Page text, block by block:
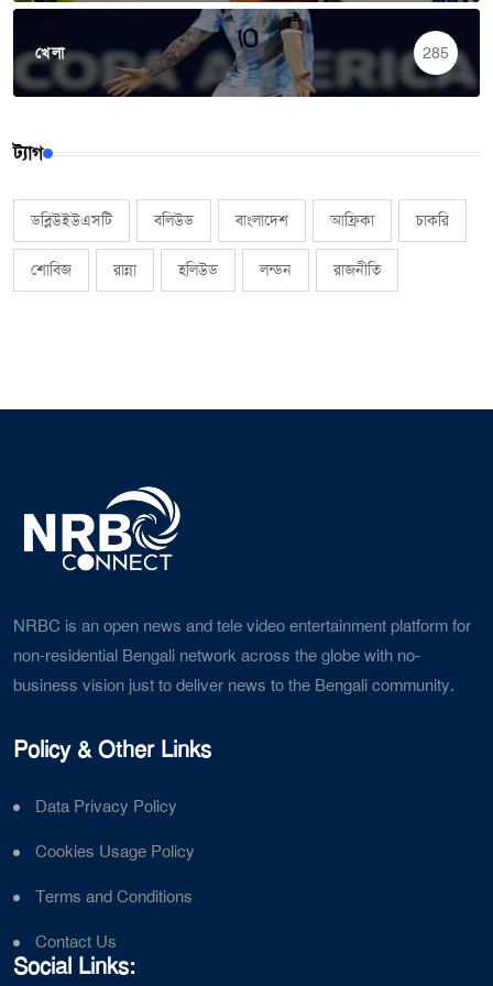
খেলা 285
ট্যাগ
ডব্লিউইউএসটি বলিউড বাংলাদেশ আফ্রিকা চাকরি
শোবিজ রান্না হলিউড লন্ডন রাজনীতি
NRBC is an open news and tele video entertainment platform for
non-residential Bengali network across the globe with no-
business vision just to deliver news to the Bengali community.
Policy & Other Links
Data Privacy Policy
Cookies Usage Policy
Terms and Conditions
Contact Us
Social Links: